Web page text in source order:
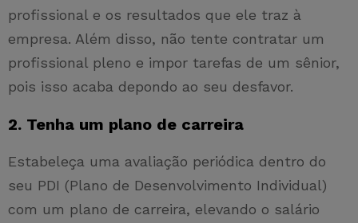
profissional e os resultados que ele traz à
empresa. Além disso, não tente contratar um
profissional pleno e impor tarefas de um sênior,
pois isso acaba depondo ao seu desfavor.
2. Tenha um plano de carreira
Estabeleça uma avaliação periódica dentro do
seu PDI (Plano de Desenvolvimento Individual)
com um plano de carreira, elevando o salário